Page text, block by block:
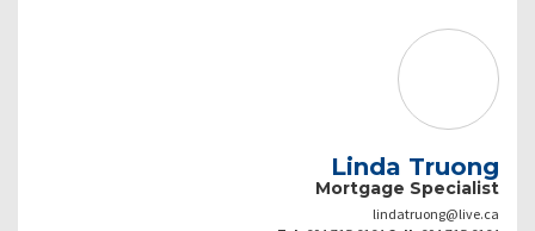
Linda Truong
Mortgage Specialist
lindatruong@live.ca